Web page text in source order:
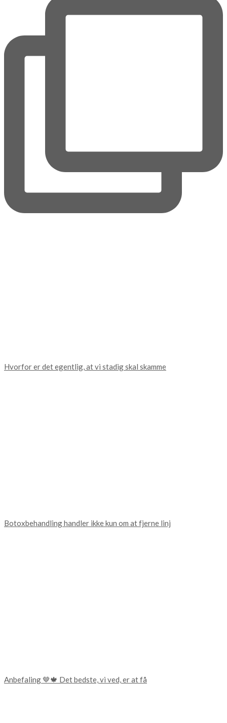
Hvorfor er det egentlig, at vi stadig skal skamme
Botoxbehandling handler ikke kun om at fjerne linj
Anbefaling 🤎🍁 Det bedste, vi ved, er at få